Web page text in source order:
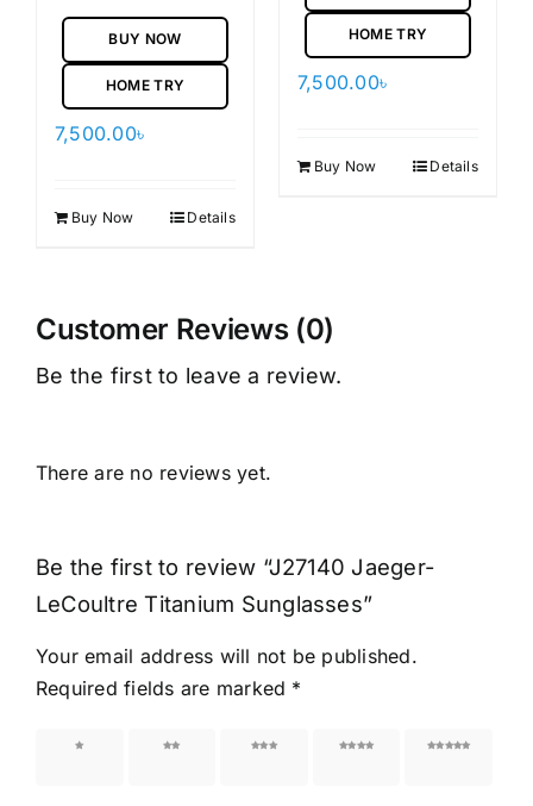
BUY NOW
HOME TRY
7,500.00৳
Buy Now Details
HOME TRY
7,500.00৳
Buy Now Details
Customer Reviews (0)
Be the first to leave a review.
There are no reviews yet.
Be the first to review “J27140 Jaeger-
LeCoultre Titanium Sunglasses”
Your email address will not be published.
Required fields are marked *
1 of 5
2 of 5
3 of 5
4 of 5
5 of 5